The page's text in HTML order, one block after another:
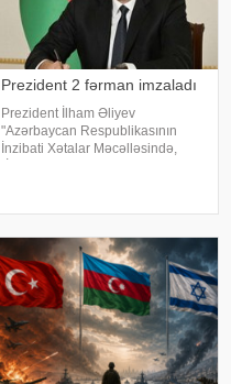
Prezident 2 fərman imzaladı
Prezident İlham Əliyev
"Azərbaycan Respublikasının
İnzibati Xətalar Məcəlləsində,
informasiyadan qorunmas